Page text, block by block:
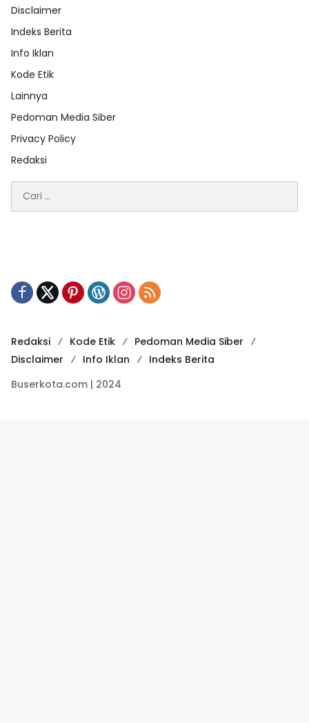
Disclaimer
Indeks Berita
Info Iklan
Kode Etik
Lainnya
Pedoman Media Siber
Privacy Policy
Redaksi
untuk:
Redaksi Kode Etik
Pedoman Media Siber
Disclaimer
Info Iklan
Indeks Berita
Buserkota.com | 2024